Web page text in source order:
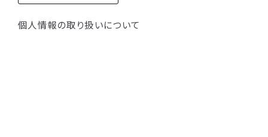
個人情報の取り扱いについて